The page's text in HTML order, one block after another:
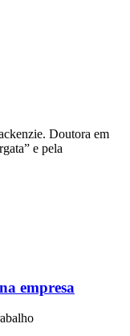
Doutora em
e pela
empresa